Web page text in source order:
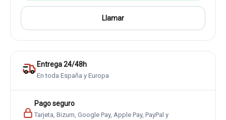
Llamar
Entrega 24/48h
En toda España y Europa
Pago seguro
Tarjeta, Bizum, Google Pay, Apple Pay, PayPal y